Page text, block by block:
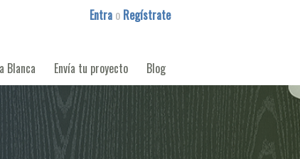
Entra o Regístrate
Blanca Envía tu proyecto Blog